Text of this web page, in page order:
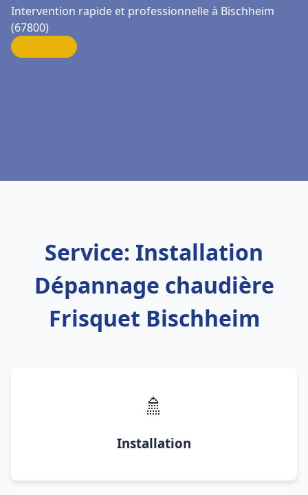
Intervention rapide et professionnelle à Bischheim
(67800)
Service: Installation
Dépannage chaudière
Frisquet Bischheim
🚿
Installation